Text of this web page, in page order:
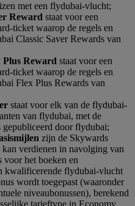
met een flydubai-vlucht;
Reward staat voor een
ticket waarop de regels en
Classic Saver Rewards van
Plus Reward staat voor een
ticket waarop de regels en
Flex Plus Rewards van
staat voor elk van de flydubai-
van flydubai, met de
gepubliceerd door flydubai;
zijn de Skywards
verdienen in navolging van
voor het boeken en
kwalificerende flydubai-vlucht
wordt toegepast (waaronder
niveaubonussen), berekend
tarieftype in Economy